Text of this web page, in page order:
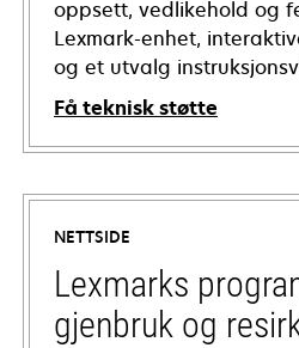
oppsett, vedlikehold og
Lexmark-enhet,
og et utvalg
Få teknisk støtte
opens
in
new
tab
NETTSIDE
Lexmarks
gjenbruk og